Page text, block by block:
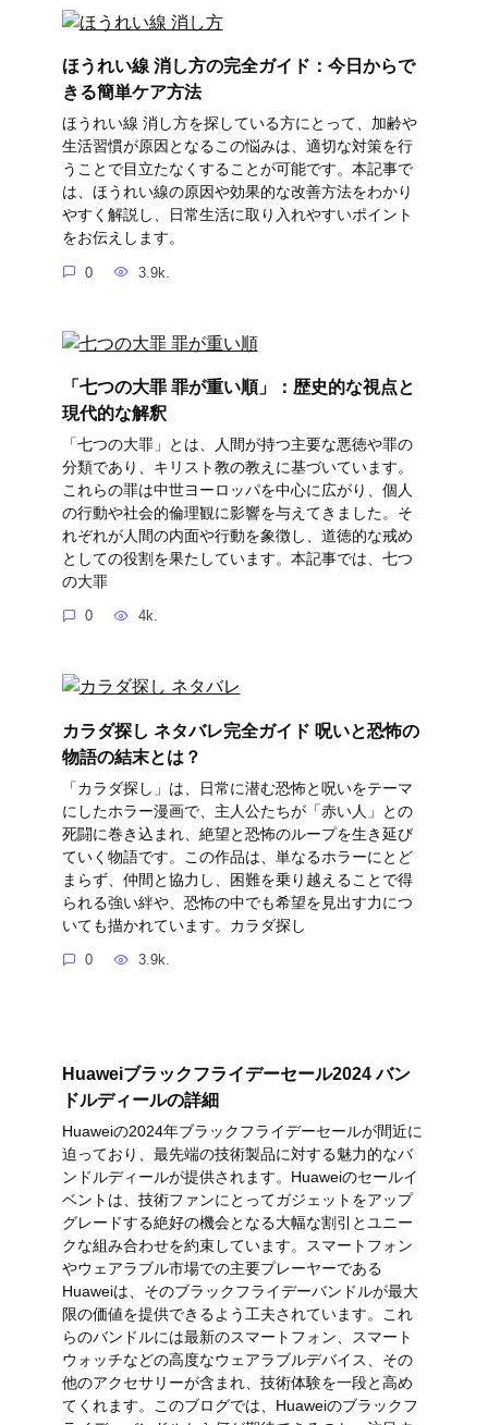
ほうれい線 消し方の完全ガイド：今日からで
きる簡単ケア方法
ほうれい線 消し方を探している方にとって、加齢や
生活習慣が原因となるこの悩みは、適切な対策を行
うことで目立たなくすることが可能です。本記事で
は、ほうれい線の原因や効果的な改善方法をわかり
やすく解説し、日常生活に取り入れやすいポイント
をお伝えします。
0 3.9k.
「七つの大罪 罪が重い順」：歴史的な視点と
現代的な解釈
「七つの大罪」とは、人間が持つ主要な悪徳や罪の
分類であり、キリスト教の教えに基づいています。
これらの罪は中世ヨーロッパを中心に広がり、個人
の行動や社会的倫理観に影響を与えてきました。そ
れぞれが人間の内面や行動を象徴し、道徳的な戒め
としての役割を果たしています。本記事では、七つ
の大罪
0 4k.
カラダ探し ネタバレ完全ガイド 呪いと恐怖の
物語の結末とは？
「カラダ探し」は、日常に潜む恐怖と呪いをテーマ
にしたホラー漫画で、主人公たちが「赤い人」との
死闘に巻き込まれ、絶望と恐怖のループを生き延び
ていく物語です。この作品は、単なるホラーにとど
まらず、仲間と協力し、困難を乗り越えることで得
られる強い絆や、恐怖の中でも希望を見出す力につ
いても描かれています。カラダ探し
0 3.9k.
Huaweiブラックフライデーセール2024 バン
ドルディールの詳細
Huaweiの2024年ブラックフライデーセールが間近に
迫っており、最先端の技術製品に対する魅力的なバ
ンドルディールが提供されます。Huaweiのセールイ
ベントは、技術ファンにとってガジェットをアップ
グレードする絶好の機会となる大幅な割引とユニー
クな組み合わせを約束しています。スマートフォン
やウェアラブル市場での主要プレーヤーである
Huaweiは、そのブラックフライデーバンドルが最大
限の価値を提供できるよう工夫されています。これ
らのバンドルには最新のスマートフォン、スマート
ウォッチなどの高度なウェアラブルデバイス、その
他のアクセサリーが含まれ、技術体験を一段と高め
てくれます。このブログでは、Huaweiのブラックフ